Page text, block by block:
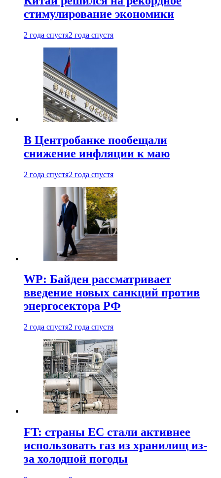
стимулирование экономики
2 года спустя2 года спустя
В Центробанке пообещали
снижение инфляции к маю
2 года спустя2 года спустя
WP: Байден рассматривает
введение новых санкций против
энергосектора РФ
2 года спустя2 года спустя
FT: страны ЕС стали активнее
использовать газ из хранилищ из-
за холодной погоды